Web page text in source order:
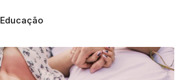
Educação